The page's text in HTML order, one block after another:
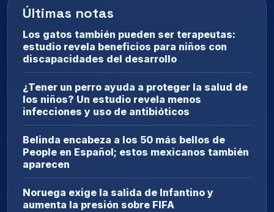
Últimas notas
Los gatos también pueden ser terapeutas:
estudio revela beneficios para niños con
discapacidades del desarrollo
¿Tener un perro ayuda a proteger la salud de
los niños? Un estudio revela menos
infecciones y uso de antibióticos
Belinda encabeza a los 50 más bellos de
People en Español; estos mexicanos también
aparecen
Noruega exige la salida de Infantino y
aumenta la presión sobre FIFA